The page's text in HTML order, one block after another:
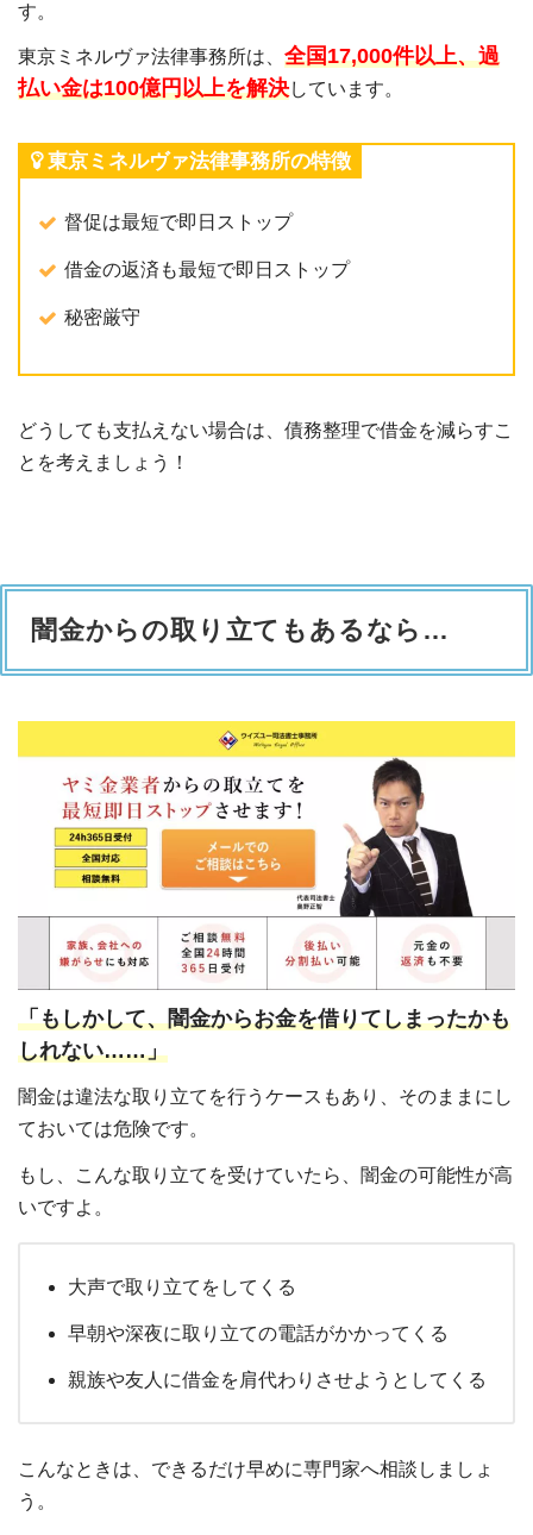
す。
東京ミネルヴァ法律事務所は、 全国17,000件以上、過
払い金は100億円以上を解決しています。
東京ミネルヴァ法律事務所の特徴
督促は最短で即日ストップ
借金の返済も最短で即日ストップ
秘密厳守
どうしても支払えない場合は、債務整理で借金を減らすこ
とを考えましょう！
闇金からの取り立てもあるなら…
「もしかして、闇金からお金を借りてしまったかも
しれない……」
闇金は違法な取り立てを行うケースもあり、そのままにし
ておいては危険です。
もし、こんな取り立てを受けていたら、闇金の可能性が高
いですよ。
大声で取り立てをしてくる
早朝や深夜に取り立ての電話がかかってくる
親族や友人に借金を肩代わりさせようとしてくる
こんなときは、できるだけ早めに専門家へ相談しましょ
う。